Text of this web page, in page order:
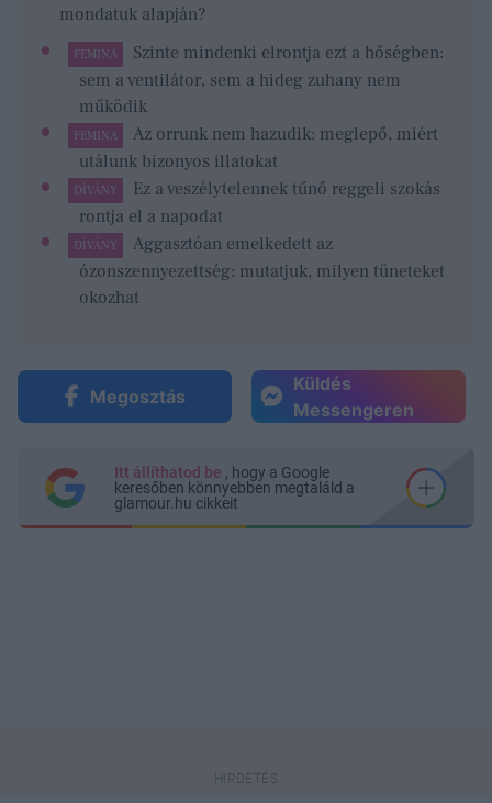
mondatuk alapján?
FEMINA
Szinte mindenki elrontja ezt a hőségben:
sem a ventilátor, sem a hideg zuhany nem
működik
FEMINA
Az orrunk nem hazudik: meglepő, miért
utálunk bizonyos illatokat
DÍVÁNY
Ez a veszélytelennek tűnő reggeli szokás
rontja el a napodat
DÍVÁNY
Aggasztóan emelkedett az
ózonszennyezettség: mutatjuk, milyen tüneteket
okozhat
Megosztás
Küldés
Messengeren
Itt állíthatod be , hogy a Google
keresőben könnyebben megtaláld a
glamour.hu cikkeit